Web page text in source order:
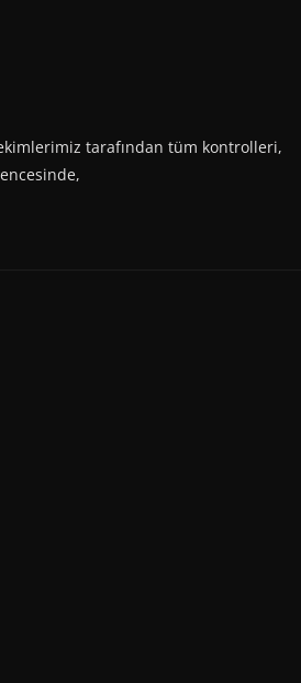
tarafından tüm kontrolleri,